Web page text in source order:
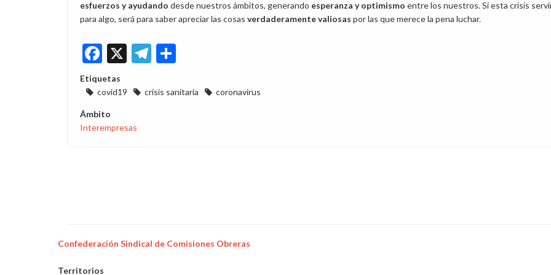
esfuerzos y ayudando desde nuestros ámbitos, generando esperanza y optimismo entre los nuestros. Si esta crisis
para algo, será para saber apreciar las cosas verdaderamente valiosas por las que merece la pena luchar.
Facebook
X Telegram
Etiquetas
covid19
crisis sanitaria coronavirus
Ámbito
Interempresas
Confederación Sindical de Comisiones Obreras
Territorios